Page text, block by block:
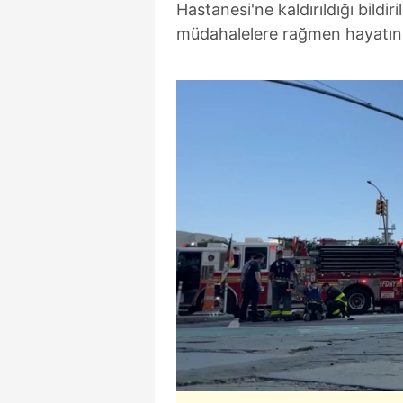
Hastanesi'ne kaldırıldığı
müdahalelere rağmen